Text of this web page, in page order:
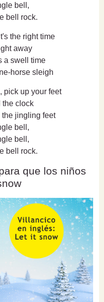
bell,
bell rock.
the right time
away
a swell time
horse sleigh
pick up your feet
the clock
jingling feet
bell,
bell,
bell rock.
que los niños